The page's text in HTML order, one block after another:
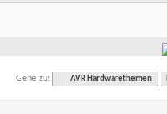
Gehe zu: AVR Hardwarethemen